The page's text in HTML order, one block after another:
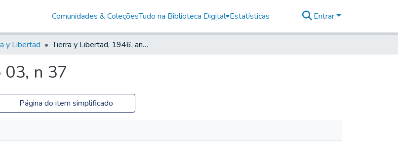
Comunidades & ColeçõesTudo na Biblioteca Digital Estatísticas Entrar
y Libertad Tierra y Libertad, 1946, ano 03, n 37
n 37
Página do item simplificado